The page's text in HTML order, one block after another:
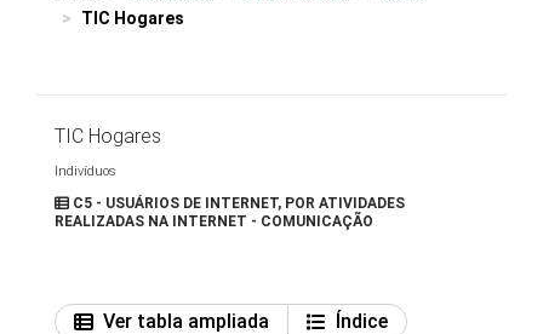
TIC Hogares
TIC Hogares
Indivíduos
C5 - USUÁRIOS DE INTERNET, POR ATIVIDADES
REALIZADAS NA INTERNET - COMUNICAÇÃO
Ver tabla ampliada
Índice